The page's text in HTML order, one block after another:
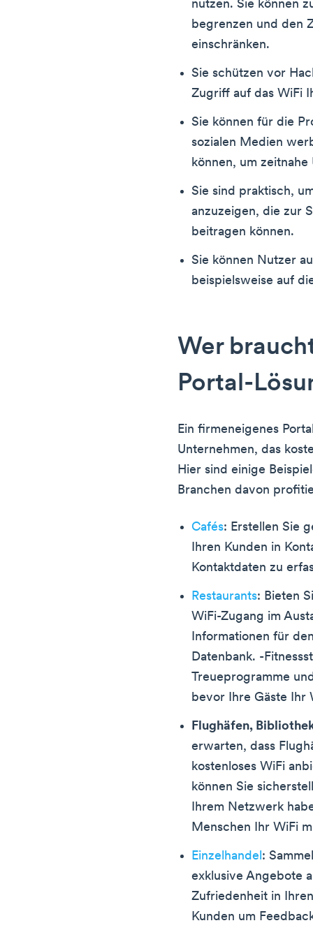
nutzen. Sie können
begrenzen und den
einschränken.
Sie schützen vor
Zugriff auf das WiFi
Sie können für die
sozialen Medien
können, um
Sie sind praktisch,
anzuzeigen, die zur
beitragen können.
Sie können Nutzer
beispielsweise auf
Wer
Portal-
Ein firmeneigenes
Unternehmen, das
Hier sind einige
Branchen davon
Cafés: Erstellen Sie
Ihren Kunden in
Kontaktdaten zu
Restaurants: Bieten
WiFi-Zugang im
Informationen für
Datenbank. -
Treueprogramme
bevor Ihre Gäste Ihr
Flughäfen,
erwarten, dass
kostenloses WiFi
können Sie
Ihrem Netzwerk
Menschen Ihr WiFi
Einzelhandel:
exklusive Angebote
Zufriedenheit in
Kunden um